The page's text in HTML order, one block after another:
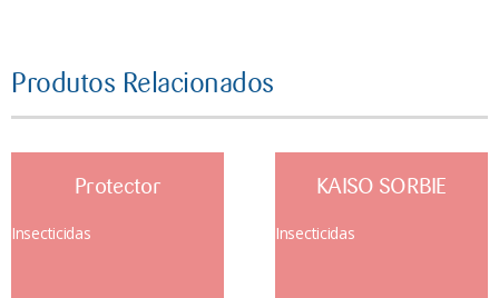
Produtos Relacionados
Protector
Insecticidas
KAISO SORBIE
Insecticidas